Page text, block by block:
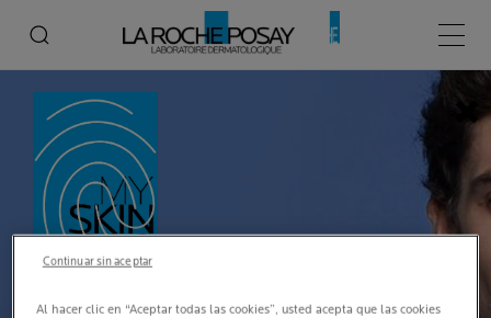
Menú
Al hacer clic en “Aceptar todas las cookies”, usted acepta que las cookies
Continuar sin aceptar